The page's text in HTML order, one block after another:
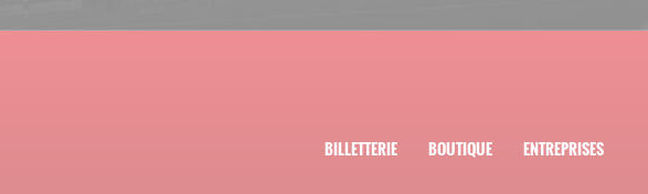
BILLETTERIE BOUTIQUE ENTREPRISES